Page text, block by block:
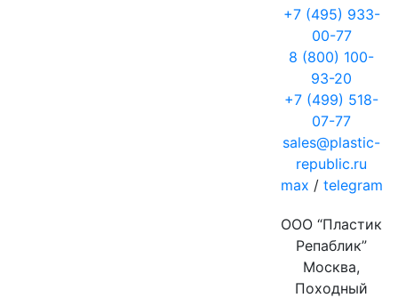
+7 (495) 933-
00-77
8 (800) 100-
93-20
+7 (499) 518-
07-77
sales@plastic-
republic.ru
max / telegram
ООО “Пластик
Репаблик”
Москва,
Походный